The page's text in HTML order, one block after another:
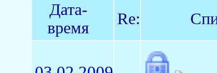
Дата-
время
Re: